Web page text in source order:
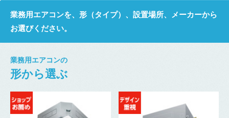
業務用エアコンを、形（タイプ）、設置場所、メーカーから
お選びください。
業務用エアコンの
形から選ぶ